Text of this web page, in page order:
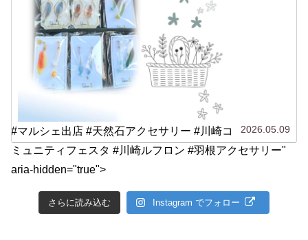
2026.05.09
#マルシェ出店 #天然石アクセサリー #川崎コ
ミュニティフェスタ #川崎ルフロン #羽根アクセサリー"
aria-hidden="true">
さらに読み込む Instagram でフォロー